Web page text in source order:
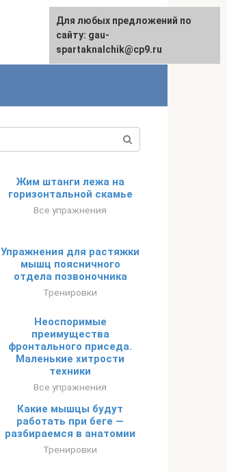
Жим штанги лежа на
горизонтальной скамье
Все упражнения
Упражнения для растяжки
мышц поясничного
отдела позвоночника
Тренировки
Неоспоримые
преимущества
фронтального приседа.
Маленькие хитрости
техники
Все упражнения
Какие мышцы будут
работать при беге —
разбираемся в анатомии
Тренировки
Для любых предложений по
сайту: gau-
spartaknalchik@cp9.ru